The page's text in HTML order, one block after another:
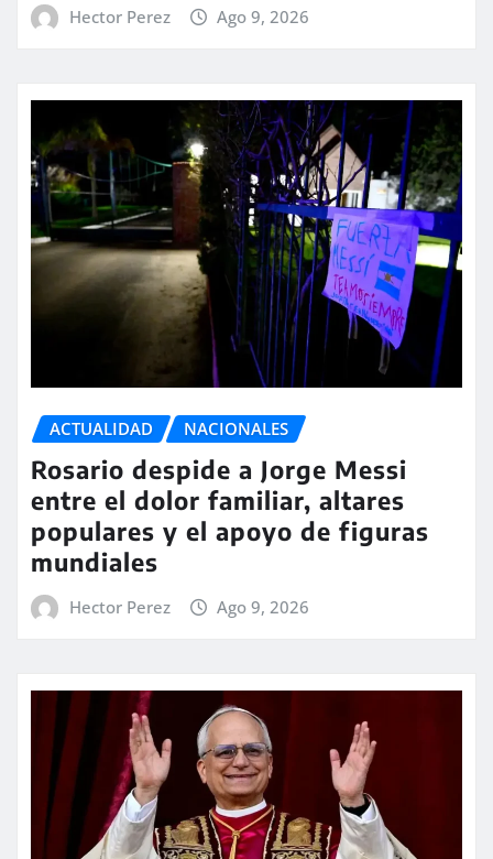
Hector Perez Ago 9, 2026
ACTUALIDAD NACIONALES
Rosario despide a Jorge Messi
entre el dolor familiar, altares
populares y el apoyo de figuras
mundiales
Hector Perez Ago 9, 2026